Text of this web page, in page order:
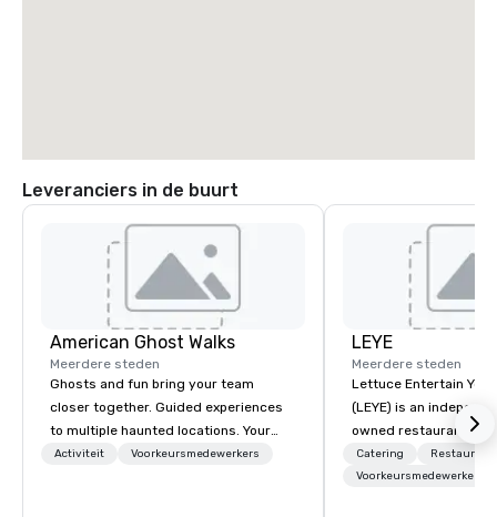
Leveranciers in de buurt
American Ghost Walks
Meerdere steden
Ghosts and fun bring your team
closer together. Guided experiences
to multiple haunted locations. Your
group will be treated to a ghostly
Activiteit Voorkeursmedewerkers
LEYE
Meerdere steden
Lettuce Entertain You
(LEYE) is an
owned restaurant
Chicago that owns,
licenses more than
Catering
Voorkeursmedewerkers